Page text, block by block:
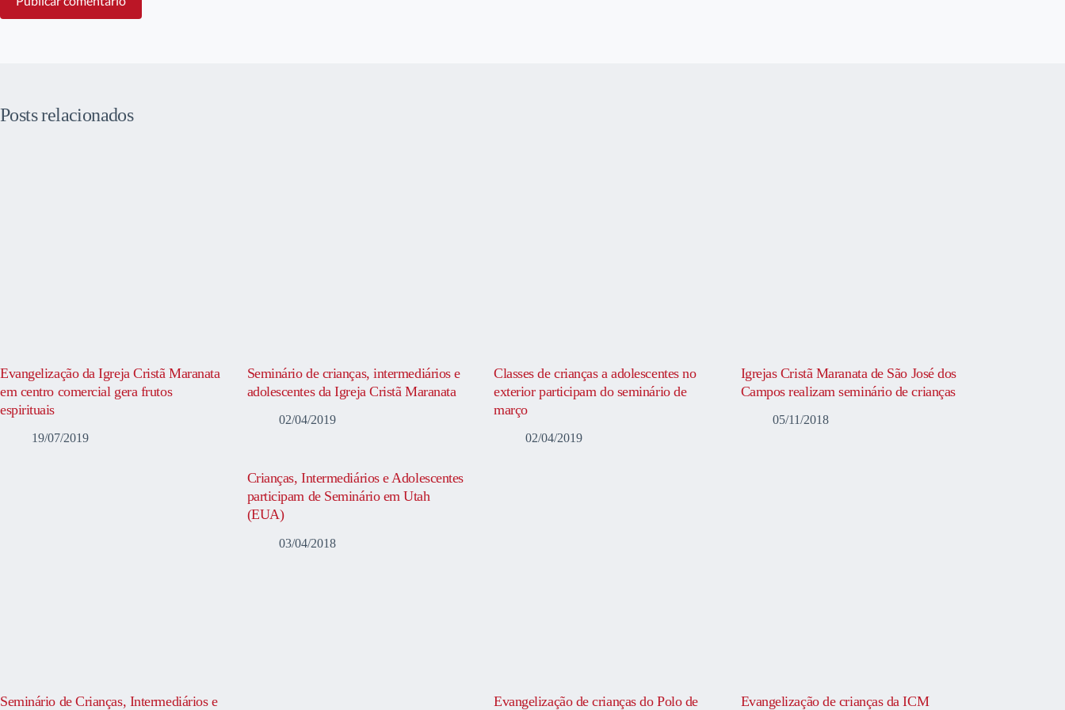
Posts relacionados
Evangelização da Igreja Cristã Maranata
em centro comercial gera frutos
espirituais
19/07/2019
Seminário de crianças, intermediários e
adolescentes da Igreja Cristã Maranata
02/04/2019
Classes de crianças a adolescentes no
exterior participam do seminário de
março
02/04/2019
Igrejas Cristã Maranata de São José dos
Campos realizam seminário de crianças
05/11/2018
Seminário de Crianças, Intermediários e
Crianças, Intermediários e Adolescentes
participam de Seminário em Utah
(EUA)
03/04/2018
Evangelização de crianças do Polo de Evangelização de crianças da ICM